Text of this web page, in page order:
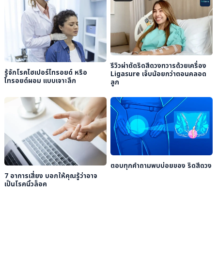
รู้จักโรคไฮเปอร์ไทรอยด์ หรือ
ไทรอยด์ผอม แบบเจาะลึก
รีวิวผ่าตัดริดสีดวงทวารด้วยเครื่อง
Ligasure เจ็บน้อยกว่าตอนคลอด
ลูก
7 อาการเสี่ยง บอกให้คุณรู้ว่าอาจ
เป็นโรคนิ้วล็อค
ตอบทุกคำถามพบบ่อยของ ริดสีดวง